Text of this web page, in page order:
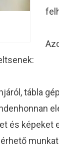
tábla
és képeket